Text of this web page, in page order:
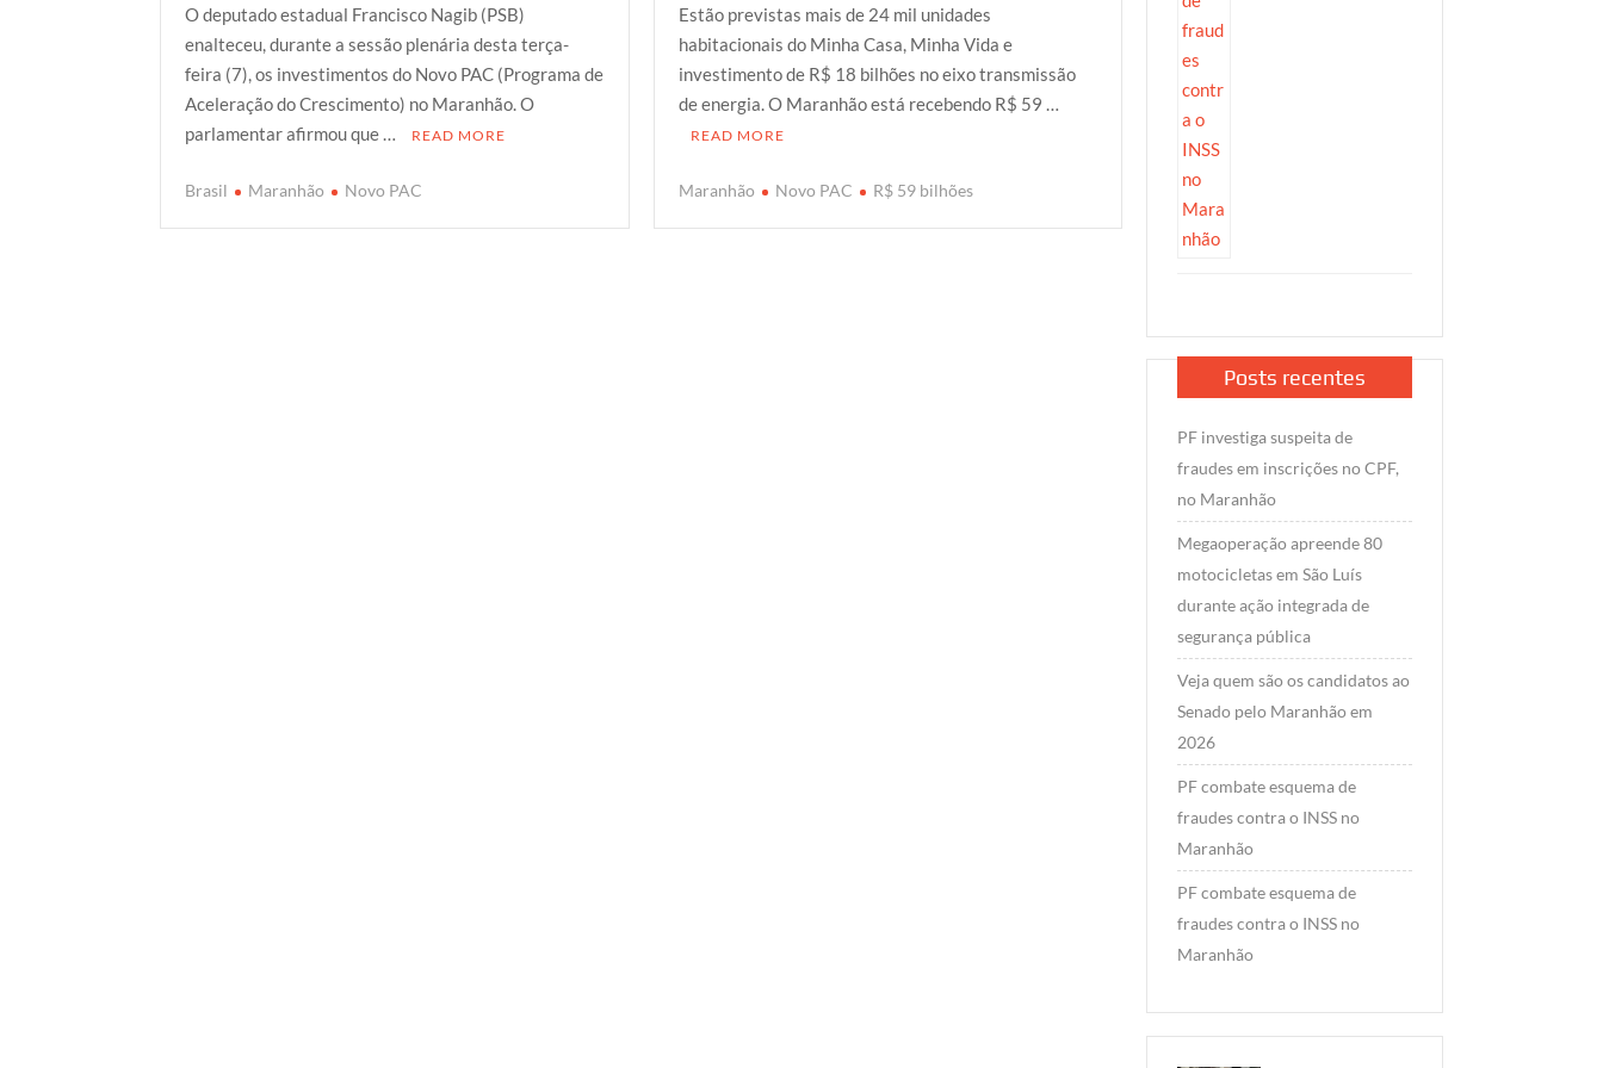
i
t
t
e
r
c
e
b
o
o
a
t
s
A
p
o
g
g
e
r
a
r
e
O deputado estadual Francisco Nagib (PSB)
enalteceu, durante a sessão plenária desta terça-
feira (7), os investimentos do Novo PAC (Programa de
Aceleração do Crescimento) no Maranhão. O
parlamentar afirmou que …
READ MORE
Brasil Maranhão Novo PAC
i
t
t
e
r
c
e
b
o
o
a
t
s
A
o
g
g
e
a
r
e
Estão previstas mais de 24 mil unidades
habitacionais do Minha Casa, Minha Vida e
investimento de R$ 18 bilhões no eixo transmissão
de energia. O Maranhão está recebendo R$ 59 …
READ MORE
Maranhão Novo PAC R$ 59 bilhões
Posts recentes
PF investiga suspeita de
fraudes em inscrições no CPF,
no Maranhão
Megaoperação apreende 80
motocicletas em São Luís
durante ação integrada de
segurança pública
Veja quem são os candidatos ao
Senado pelo Maranhão em
2026
PF combate esquema de
fraudes contra o INSS no
Maranhão
PF combate esquema de
fraudes contra o INSS no
Maranhão